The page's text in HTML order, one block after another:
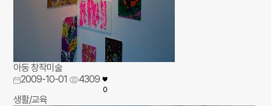
아동 창작미술
2009-10-01
4309
0
생활/교육